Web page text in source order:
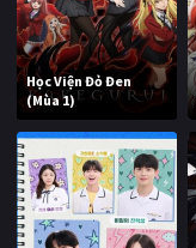
Học Viện Đỏ Đen
(Mùa 1)